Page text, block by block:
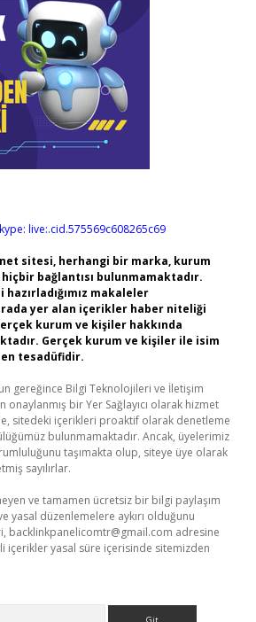
live:.cid.575569c608265c69
sitesi, herhangi bir marka, kurum
bağlantısı bulunmamaktadır.
makaleler
yer alan içerikler haber niteliği
kurum ve kişiler hakkında
Gerçek kurum ve kişiler ile isim
tesadüfidir.
gereğince Bilgi Teknolojileri ve İletişim
onaylanmış bir Yer Sağlayıcı olarak hizmet
sitedeki içerikleri proaktif olarak denetleme
bulunmamaktadır. Ancak, üyelerimiz
taşımakta olup, siteye üye olarak
sayılırlar.
ve tamamen ücretsiz bir bilgi paylaşım
yasal düzenlemelere aykırı olduğunu
backlinkpanelicomtr@gmail.com adresine
içerikler yasal süre içerisinde sitemizden